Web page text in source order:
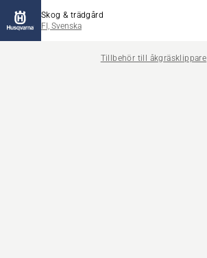
Skog & trädgård
FI, Svenska
Tillbehör till åkgräsklippare